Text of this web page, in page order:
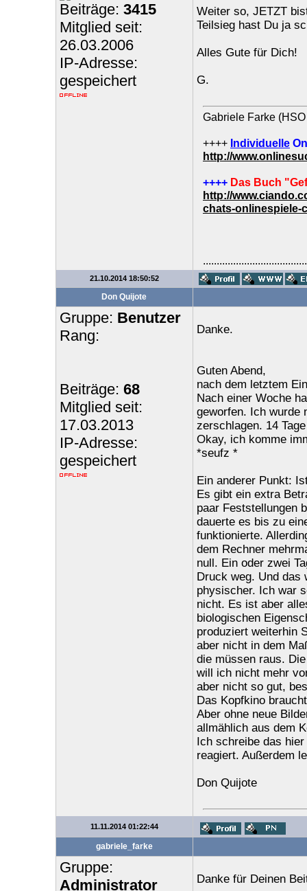
Beiträge: 3415
Mitglied seit:
26.03.2006
IP-Adresse:
gespeichert
Weiter so, JETZT
Teilsieg hast Du ja
Alles Gute für Dich!
G.
Gabriele Farke (HSO
++++ Individuelle
http://
++++ Das Buch
http://
chats-onlinespiele-
21.10.2014 18:50:52
Don Quijote
Gruppe: Benutzer
Rang:
Beiträge: 68
Mitglied seit:
17.03.2013
IP-Adresse:
gespeichert
Danke.
Guten Abend,
nach dem letztem
Nach einer Woche
geworfen. Ich wurde
zerschlagen. 14
Okay, ich komme
*seufz *
Ein anderer Punkt:
Es gibt ein extra
paar Feststellungen
dauerte es bis zu
funktionierte.
dem Rechner
null. Ein oder zwei
Druck weg. Und das
physischer. Ich war
nicht. Es ist aber
biologischen
produziert weiterhin
aber nicht in dem
die müssen raus.
will ich nicht mehr
aber nicht so gut,
Das Kopfkino
Aber ohne neue
allmählich aus dem
Ich schreibe das
reagiert. Außerdem
Don Quijote
11.11.2014 01:22:44
gabriele_farke
Gruppe:
Administrator
Danke für Deinen